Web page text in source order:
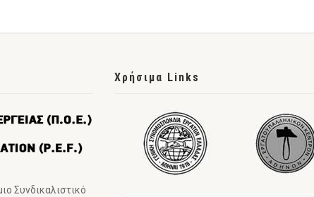
Συνδικαλιστικό
Χρήσιμα Links